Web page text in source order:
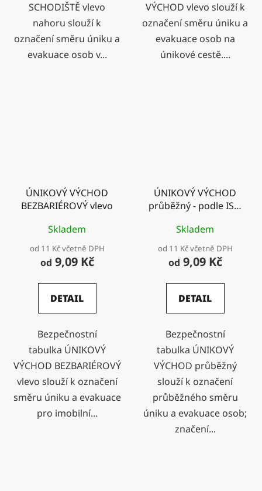
SCHODIŠTĚ vlevo
nahoru slouží k
označení směru úniku a
evakuace osob v...
VÝCHOD vlevo slouží k
označení směru úniku a
evakuace osob na
únikové cestě....
ÚNIKOVÝ VÝCHOD
BEZBARIÉROVÝ vlevo
Skladem
od 11 Kč včetně DPH
od 9,09 Kč
DETAIL
Bezpečnostní
tabulka ÚNIKOVÝ
VÝCHOD BEZBARIÉROVÝ
vlevo slouží k označení
směru úniku a evakuace
pro imobilní...
ÚNIKOVÝ VÝCHOD
průběžný - podle ISO
Skladem
od 11 Kč včetně DPH
od 9,09 Kč
DETAIL
Bezpečnostní
tabulka ÚNIKOVÝ
VÝCHOD průběžný
slouží k označení
průběžného směru
úniku a evakuace osob;
značení...